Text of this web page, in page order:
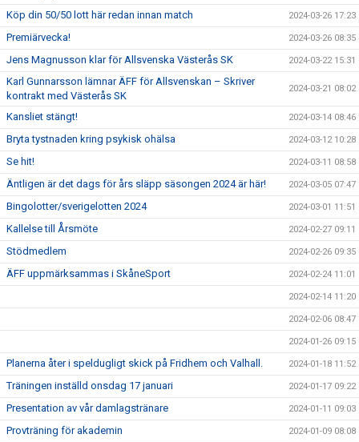
Köp din 50/50 lott här redan innan match 2024-03-26 17:23
Premiärvecka! 2024-03-26 08:35
Jens Magnusson klar för Allsvenska Västerås SK 2024-03-22 15:31
Karl Gunnarsson lämnar ÄFF för Allsvenskan – Skriver
kontrakt med Västerås SK
2024-03-21 08:02
Kansliet stängt! 2024-03-14 08:46
Bryta tystnaden kring psykisk ohälsa 2024-03-12 10:28
Se hit! 2024-03-11 08:58
Äntligen är det dags för års släpp säsongen 2024 är här! 2024-03-05 07:47
Bingolotter/sverigelotten 2024 2024-03-01 11:51
Kallelse till Årsmöte 2024-02-27 09:11
Stödmedlem 2024-02-26 09:35
ÄFF uppmärksammas i SkåneSport 2024-02-24 11:01
2024-02-14 11:20
2024-02-06 08:47
2024-01-26 09:15
Planerna åter i speldugligt skick på Fridhem och Valhall. 2024-01-18 11:52
Träningen inställd onsdag 17 januari 2024-01-17 09:22
Presentation av vår damlagstränare 2024-01-11 09:03
Provträning för akademin 2024-01-09 08:08